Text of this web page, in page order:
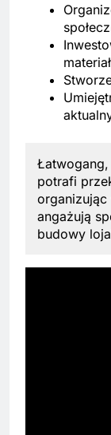
potrafi
angażują
budowy